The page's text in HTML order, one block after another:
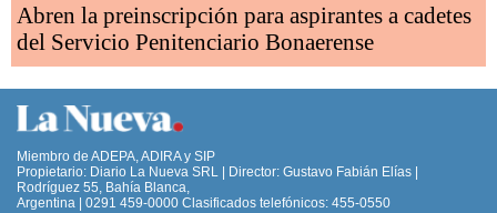
Abren la preinscripción para aspirantes a cadetes
del Servicio Penitenciario Bonaerense
Miembro de ADEPA, ADIRA y SIP
Propietario: Diario La Nueva SRL | Director: Gustavo Fabián Elías |
Rodríguez 55, Bahía Blanca,
Argentina | 0291 459-0000 Clasificados telefónicos: 455-0550